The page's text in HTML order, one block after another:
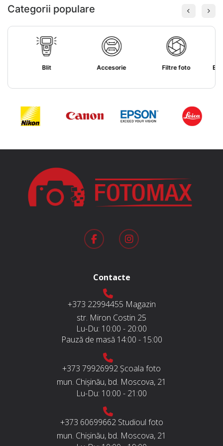
Categorii populare
Blit Accesorie Filtre foto
Contacte
+373 22994455 Magazin
str. Miron Costin 25
Lu-Du: 10:00 - 20:00
Pauză de masă 14:00 - 15:00
+373 79926992 Școala foto
mun. Chișinău, bd. Moscova, 21
Lu-Du: 10:00 - 21:00
+373 60699662 Studioul foto
mun. Chișinău, bd. Moscova, 21